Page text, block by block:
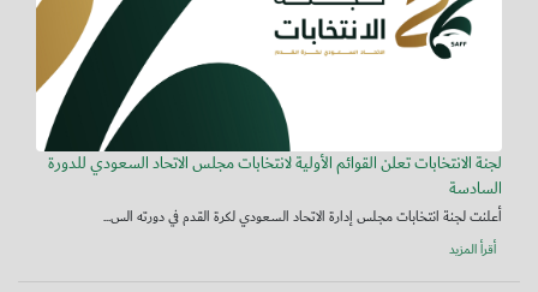
لجنة الانتخابات تعلن القوائم الأولية لانتخابات مجلس الاتحاد السعودي للدورة
السادسة
أعلنت لجنة انتخابات مجلس إدارة الاتحاد السعودي لكرة القدم في دورته الس...
أقرأ المزيد